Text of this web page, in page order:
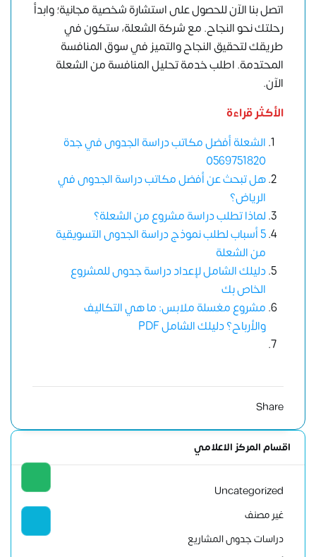
اتصل بنا الآن للحصول على استشارة شخصية مجانية؛ وابدأ
رحلتك نحو النجاح. مع شركة الشعلة، ستكون في
طريقك لتحقيق النجاح والتميز في سوق المنافسة
المحتدمة.اطلب خدمة تحليل المنافسة منالشعلة
الآن.
الأكثر قراءة
الشعلة أفضل مكاتب دراسة الجدوى في جدة
0569751820
هل تبحث عن أفضل مكاتب دراسة الجدوى في
الرياض؟
لماذا تطلب دراسة مشروع من الشعلة؟
5 أسباب لطلب نموذج دراسة الجدوى التسويقية
من الشعلة
دليلك الشامل لإعداد دراسة جدوى للمشروع
الخاص بك
مشروع مغسلة ملابس: ما هي التكاليف
والأرباح؟ دليلك الشامل PDF
Share
اقسام المركز الاعلامي
Uncategorized
غير مصنف
دراسات جدوى المشاريع